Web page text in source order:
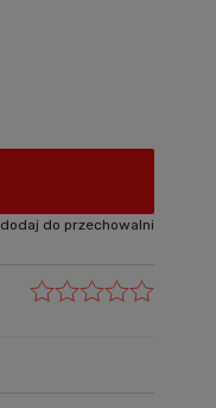
dodaj do przechowalni